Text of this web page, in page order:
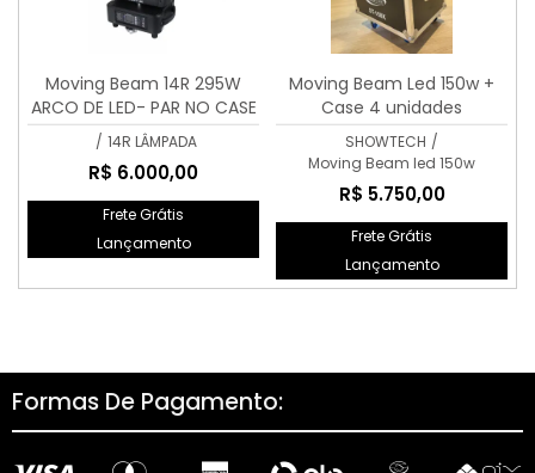
Moving Beam 14R 295W
ARCO DE LED- PAR NO CASE
/ 14R LÂMPADA
R$ 6.000,00
Frete Grátis
Lançamento
Moving Beam Led 150w +
Case 4 unidades
SHOWTECH /
Moving Beam led 150w
R$ 5.750,00
Frete Grátis
Lançamento
Formas De Pagamento: